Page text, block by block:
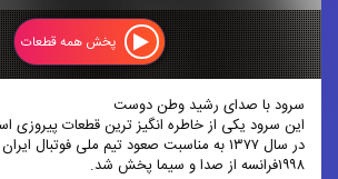
پخش همه قطعات
سرود با صدای رشید وطن ‌دوست
این سرود یکی از خاطره‌ انگیز ترین قطعات پیروزی
در سال ۱۳۷۷ به مناسبت صعود تیم ملی فوتبال
۱۹۹۸فرانسه از صدا و سیما پخش شد.